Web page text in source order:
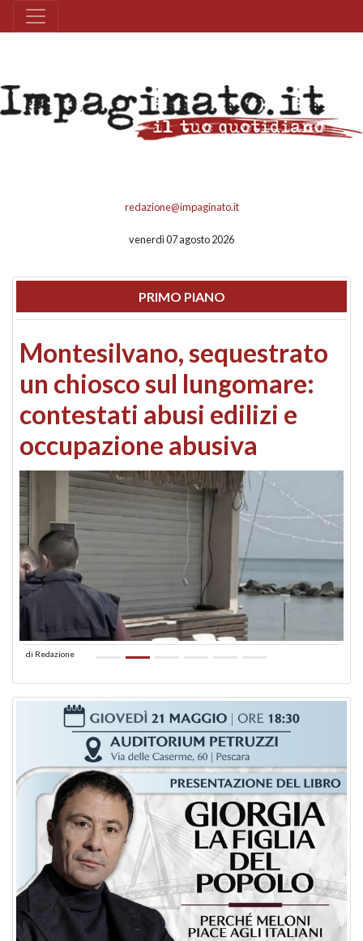
redazione@impaginato.it
venerdì 07 agosto 2026
PRIMO PIANO
Montesilvano, sequestrato
un chiosco sul lungomare:
contestati abusi edilizi e
occupazione abusiva
di Redazione